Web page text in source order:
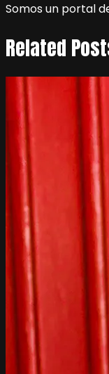
Somos un portal
Related